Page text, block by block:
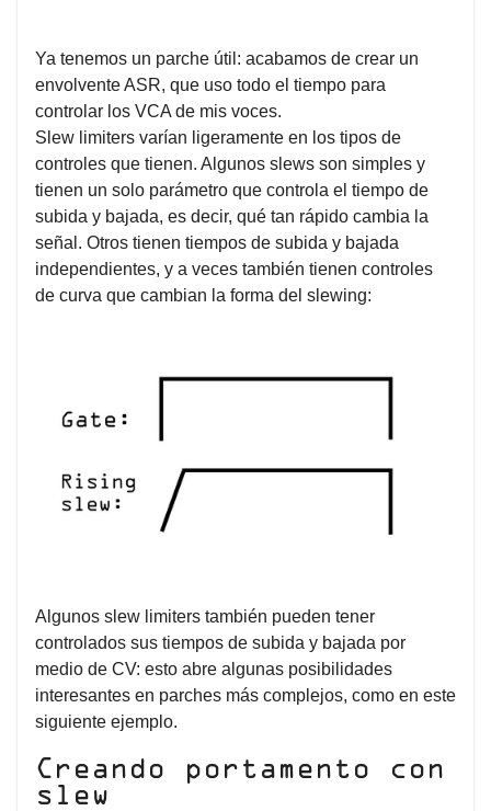
Ya tenemos un parche útil: acabamos de crear un
envolvente ASR, que uso todo el tiempo para
controlar los VCA de mis voces.
Slew limiters varían ligeramente en los tipos de
controles que tienen. Algunos slews son simples y
tienen un solo parámetro que controla el tiempo de
subida y bajada, es decir, qué tan rápido cambia la
señal. Otros tienen tiempos de subida y bajada
independientes, y a veces también tienen controles
de curva que cambian la forma del slewing:
Algunos slew limiters también pueden tener
controlados sus tiempos de subida y bajada por
medio de CV: esto abre algunas posibilidades
interesantes en parches más complejos, como en este
siguiente ejemplo.
Creando portamento con
slew